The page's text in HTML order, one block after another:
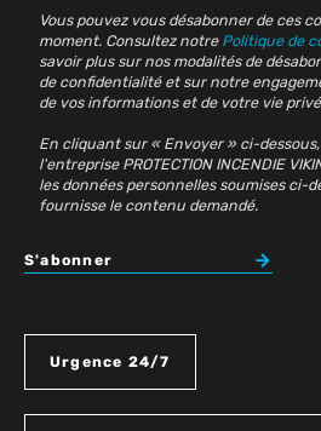
Urgence 24/7
Vous pouvez vous désabonner de ces
moment. Consultez notre Politique de
savoir plus sur nos modalités de
de confidentialité et sur notre
de vos informations et de votre vie
En cliquant sur « Envoyer » ci-
l'entreprise PROTECTION INCENDIE
les données personnelles soumises ci-
fournisse le contenu demandé.
S'abonner